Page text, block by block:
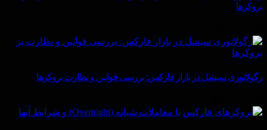
بروکرها
رگولاتوری سیشل در بازار فارکس: بررسی قوانین و نظارت بروکرها